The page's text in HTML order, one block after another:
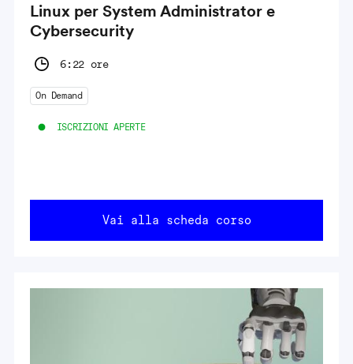
Linux per System Administrator e
Cybersecurity
6:22 ore
On Demand
ISCRIZIONI APERTE
Vai alla scheda corso